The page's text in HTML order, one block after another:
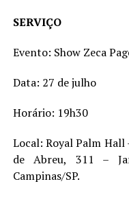
SERVIÇO
Evento: Show Zeca
Data: 27 de julho
Horário: 19h30
Local: Royal Palm Hall
de Abreu, 311 –
Campinas/SP.